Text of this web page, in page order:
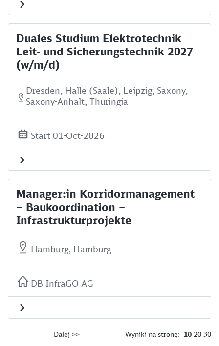
Duales Studium Elektrotechnik
Leit- und Sicherungstechnik 2027
(w/m/d)
Dresden, Halle (Saale), Leipzig, Saxony,
Saxony-Anhalt, Thuringia
Start 01-Oct-2026
Manager:in Korridormanagement
– Baukoordination –
Infrastrukturprojekte
Hamburg, Hamburg
DB InfraGO AG
Dalej >> Wyniki na stronę: 10 20 30